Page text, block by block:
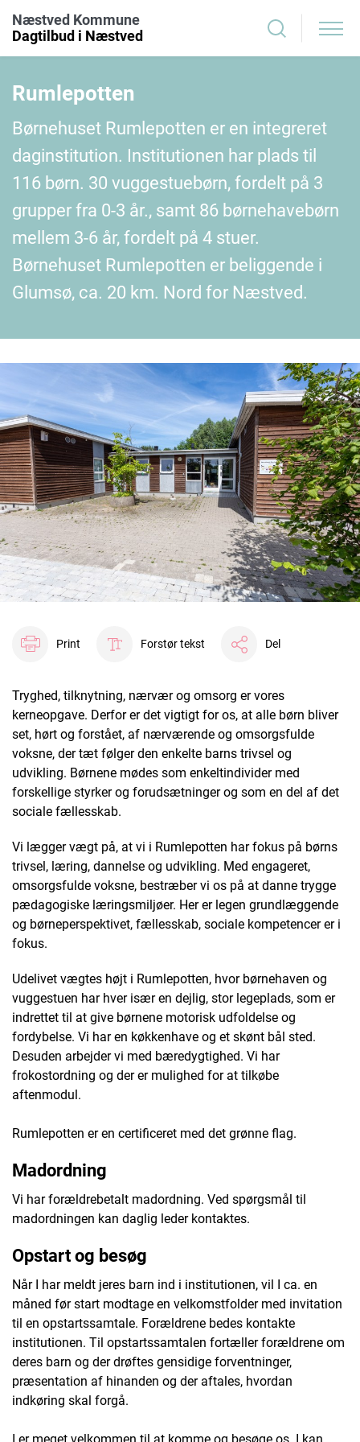
Næstved Kommune
Dagtilbud i Næstved
Rumlepotten
Børnehuset Rumlepotten er en integreret
daginstitution. Institutionen har plads til
116 børn. 30 vuggestuebørn, fordelt på 3
grupper fra 0-3 år., samt 86 børnehavebørn
mellem 3-6 år, fordelt på 4 stuer.
Børnehuset Rumlepotten er beliggende i
Glumsø, ca. 20 km. Nord for Næstved.
Print Forstør tekst Del
Tryghed, tilknytning, nærvær og omsorg er vores
kerneopgave. Derfor er det vigtigt for os, at alle børn bliver
set, hørt og forstået, af nærværende og omsorgsfulde
voksne, der tæt følger den enkelte barns trivsel og
udvikling. Børnene mødes som enkeltindivider med
forskellige styrker og forudsætninger og som en del af det
sociale fællesskab.
Vi lægger vægt på, at vi i Rumlepotten har fokus på børns
trivsel, læring, dannelse og udvikling. Med engageret,
omsorgsfulde voksne, bestræber vi os på at danne trygge
pædagogiske læringsmiljøer. Her er legen grundlæggende
og børneperspektivet, fællesskab, sociale kompetencer er i
fokus.
Udelivet vægtes højt i Rumlepotten, hvor børnehaven og
vuggestuen har hver især en dejlig, stor legeplads, som er
indrettet til at give børnene motorisk udfoldelse og
fordybelse. Vi har en køkkenhave og et skønt bål sted.
Desuden arbejder vi med bæredygtighed. Vi har
frokostordning og der er mulighed for at tilkøbe
aftenmodul.
Rumlepotten er en certificeret med det grønne flag.
Madordning
Vi har forældrebetalt madordning. Ved spørgsmål til
madordningen kan daglig leder kontaktes.
Opstart og besøg
Når I har meldt jeres barn ind i institutionen, vil I ca. en
måned før start modtage en velkomstfolder med invitation
til en opstartssamtale. Forældrene bedes kontakte
institutionen. Til opstartssamtalen fortæller forældrene om
deres barn og der drøftes gensidige forventninger,
præsentation af hinanden og der aftales, hvordan
indkøring skal forgå.